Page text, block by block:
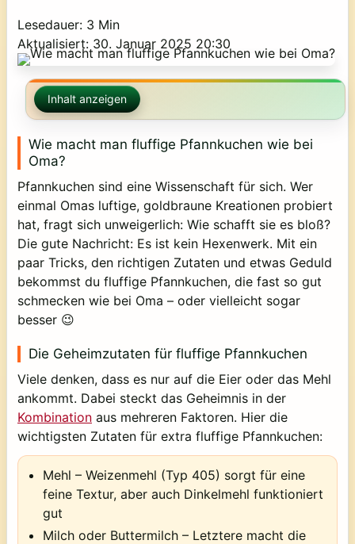
Lesedauer: 3 Min
Aktualisiert: 30. Januar 2025 20:30
Inhalt anzeigen
Wie macht man fluffige Pfannkuchen wie bei
Oma?
Pfannkuchen sind eine Wissenschaft für sich. Wer
einmal Omas luftige, goldbraune Kreationen probiert
hat, fragt sich unweigerlich: Wie schafft sie es bloß?
Die gute Nachricht: Es ist kein Hexenwerk. Mit ein
paar Tricks, den richtigen Zutaten und etwas Geduld
bekommst du fluffige Pfannkuchen, die fast so gut
schmecken wie bei Oma – oder vielleicht sogar
besser 😉
Die Geheimzutaten für fluffige Pfannkuchen
Viele denken, dass es nur auf die Eier oder das Mehl
ankommt. Dabei steckt das Geheimnis in der
Kombination aus mehreren Faktoren. Hier die
wichtigsten Zutaten für extra fluffige Pfannkuchen:
Mehl – Weizenmehl (Typ 405) sorgt für eine
feine Textur, aber auch Dinkelmehl funktioniert
gut
Milch oder Buttermilch – Letztere macht die